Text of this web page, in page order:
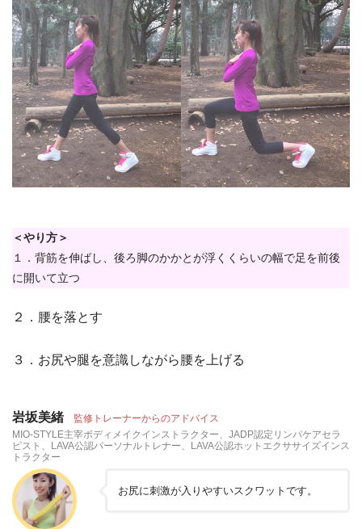
＜やり方＞
１．背筋を伸ばし、後ろ脚のかかとが浮くくらいの幅で足を前後
に開いて立つ
２．腰を落とす
３．お尻や腿を意識しながら腰を上げる
岩坂美緒 監修トレーナーからのアドバイス
MIO-STYLE主宰ボディメイクインストラクター、JADP認定リンパケアセラ
ピスト、LAVA公認パーソナルトレナー、LAVA公認ホットエクササイズインス
トラクター
お尻に刺激が入りやすいスクワットです。